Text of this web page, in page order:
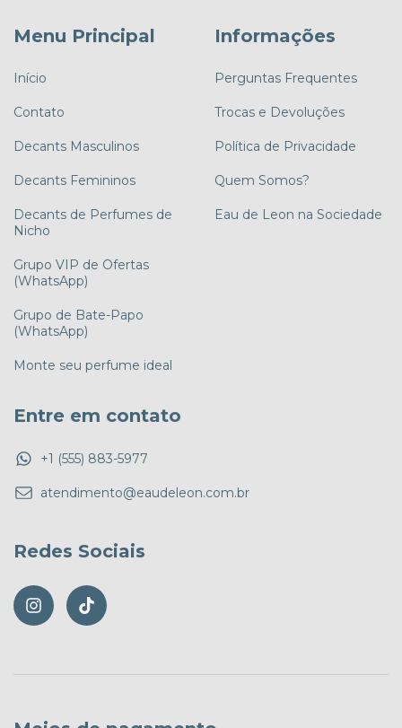
Menu Principal
Início
Contato
Decants Masculinos
Decants Femininos
Decants de Perfumes de
Nicho
Grupo VIP de Ofertas
(WhatsApp)
Grupo de Bate-Papo
(WhatsApp)
Monte seu perfume ideal
Informações
Perguntas Frequentes
Trocas e Devoluções
Política de Privacidade
Quem Somos?
Eau de Leon na Sociedade
Entre em contato
+1 (555) 883-5977
atendimento@eaudeleon.com.br
Redes Sociais